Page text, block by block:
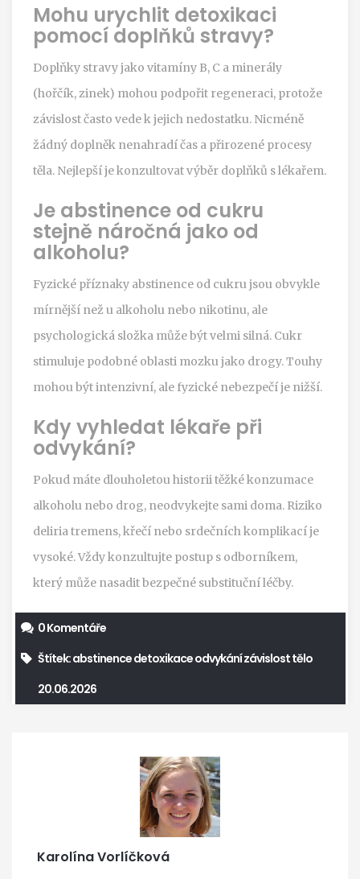
Mohu urychlit detoxikaci
pomocí doplňků stravy?
Doplňky stravy jako vitamíny B, C a minerály
(hořčík, zinek) mohou podpořit regeneraci, protože
závislost často vede k jejich nedostatku. Nicméně
žádný doplněk nenahradí čas a přirozené procesy
těla. Nejlepší je konzultovat výběr doplňků s lékařem.
Je abstinence od cukru
stejně náročná jako od
alkoholu?
Fyzické příznaky abstinence od cukru jsou obvykle
mírnější než u alkoholu nebo nikotinu, ale
psychologická složka může být velmi silná. Cukr
stimuluje podobné oblasti mozku jako drogy. Touhy
mohou být intenzivní, ale fyzické nebezpečí je nižší.
Kdy vyhledat lékaře při
odvykání?
Pokud máte dlouholetou historii těžké konzumace
alkoholu nebo drog, neodvykejte sami doma. Riziko
deliria tremens, křečí nebo srdečních komplikací je
vysoké. Vždy konzultujte postup s odborníkem,
který může nasadit bezpečné substituční léčby.
0 Komentáře
Štítek:abstinencedetoxikaceodvykánízávislosttělo
20.06.2026
Karolína Vorlíčková